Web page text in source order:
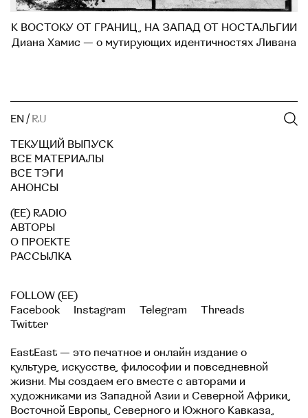
К ВОСТОКУ ОТ ГРАНИЦ, НА ЗАПАД ОТ НОСТАЛЬГИИ
Диана Хамис — о мутирующих идентичностях Ливана
EN / RU
ТЕКУЩИЙ ВЫПУСК
ВСЕ МАТЕРИАЛЫ
ВСЕ ТЭГИ
АНОНСЫ
(EE) RADIO
АВТОРЫ
О ПРОЕКТЕ
РАССЫЛКА
FOLLOW (EE)
Facebook
Instagram Telegram
Threads
Twitter
EastEast — это печатное и онлайн издание о
культуре, искусстве, философии и повседневной
жизни. Мы создаем его вместе с авторами и
художниками из Западной Азии и Северной Африки,
Восточной Европы, Северного и Южного Кавказа,